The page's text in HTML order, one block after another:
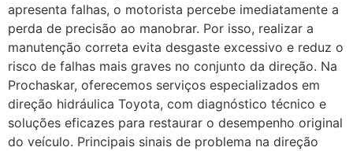
apresenta falhas, o motorista percebe imediatamente a
perda de precisão ao manobrar. Por isso, realizar a
manutenção correta evita desgaste excessivo e reduz o
risco de falhas mais graves no conjunto da direção. Na
Prochaskar, oferecemos serviços especializados em
direção hidráulica Toyota, com diagnóstico técnico e
soluções eficazes para restaurar o desempenho original
do veículo. Principais sinais de problema na direção